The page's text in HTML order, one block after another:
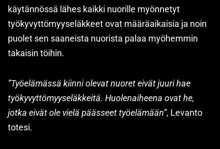
käytännössä lähes kaikki nuorille myönnetyt
työkyvyttömyyseläkkeet ovat määräaikaisia ja noin
puolet sen saaneista nuorista palaa myöhemmin
takaisin töihin.
”Työelämässä kiinni olevat nuoret eivät juuri hae
työkyvyttömyyseläkkeitä. Huolenaiheena ovat he,
jotka eivät ole vielä päässeet työelämään”, Levanto
totesi.